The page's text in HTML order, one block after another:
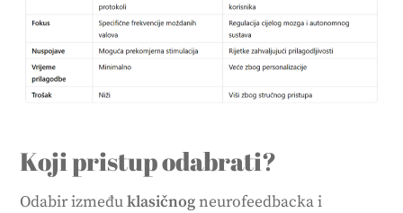
Koji pristup odabrati?
Odabir izmeđuklasičnogneurofeedbacka i